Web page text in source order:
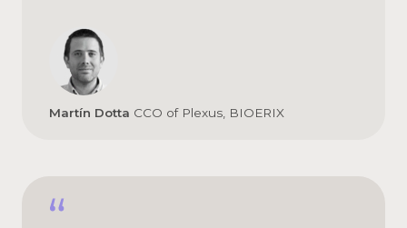
Martín Dotta CCO of Plexus, BIOERIX